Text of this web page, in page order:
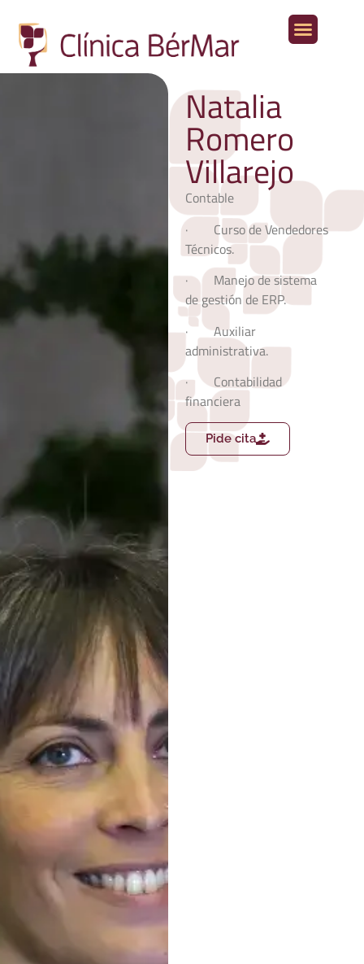
Natalia
Romero
Villarejo
Contable
· Curso de Vendedores
Técnicos.
· Manejo de sistema
de gestión de ERP.
· Auxiliar
administrativa.
· Contabilidad
financiera
Pide cita